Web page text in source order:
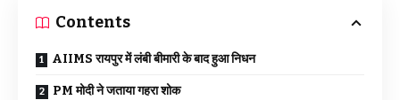
Contents
AIIMS रायपुर में लंबी बीमारी के बाद हुआ निधन
PM मोदी ने जताया गहरा शोक